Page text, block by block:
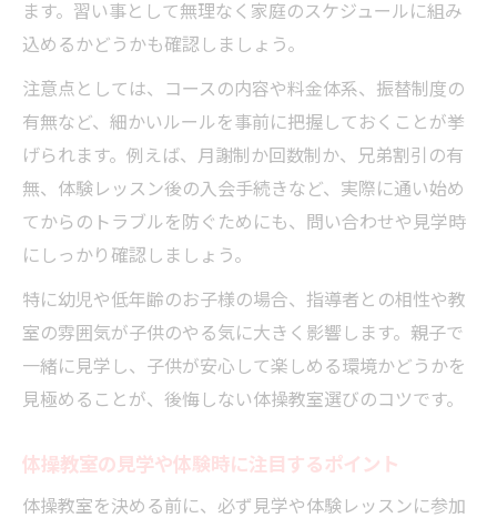
ます。習い事として無理なく家庭のスケジュールに組み
込めるかどうかも確認しましょう。
注意点としては、コースの内容や料金体系、振替制度の
有無など、細かいルールを事前に把握しておくことが挙
げられます。例えば、月謝制か回数制か、兄弟割引の有
無、体験レッスン後の入会手続きなど、実際に通い始め
てからのトラブルを防ぐためにも、問い合わせや見学時
にしっかり確認しましょう。
特に幼児や低年齢のお子様の場合、指導者との相性や教
室の雰囲気が子供のやる気に大きく影響します。親子で
一緒に見学し、子供が安心して楽しめる環境かどうかを
見極めることが、後悔しない体操教室選びのコツです。
体操教室の見学や体験時に注目するポイント
体操教室を決める前に、必ず見学や体験レッスンに参加